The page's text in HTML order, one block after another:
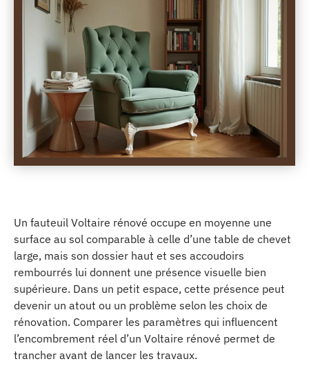
Un fauteuil Voltaire rénové occupe en moyenne une
surface au sol comparable à celle d’une table de chevet
large, mais son dossier haut et ses accoudoirs
rembourrés lui donnent une présence visuelle bien
supérieure. Dans un petit espace, cette présence peut
devenir un atout ou un problème selon les choix de
rénovation. Comparer les paramètres qui influencent
l’encombrement réel d’un Voltaire rénové permet de
trancher avant de lancer les travaux.